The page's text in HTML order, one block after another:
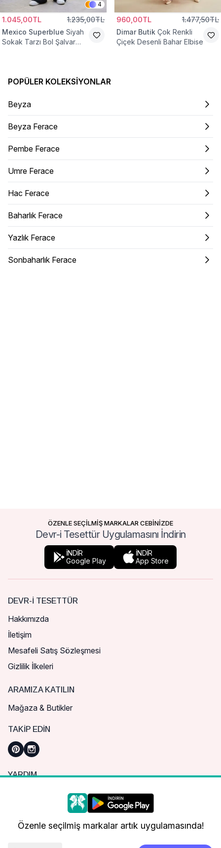
4
1.045,00TL 1.235,00TL
Mexico Superblue Siyah
Sokak Tarzı Bol Şalvar
960,00TL 1.477,50TL
Dimar Butik Çok Renkli
Çiçek Desenli Bahar Elbise
POPÜLER KOLEKSIYONLAR
Beyza
Beyza Ferace
Pembe Ferace
Umre Ferace
Hac Ferace
Baharlık Ferace
Yazlık Ferace
Sonbaharlık Ferace
ÖZENLE SEÇİLMİŞ MARKALAR CEBİNİZDE
Devr-i Tesettür Uygulamasını İndirin
İNDİR
Google Play
İNDİR
App Store
DEVR-I TESETTÜR
Hakkımızda
İletişim
Mesafeli Satış Sözleşmesi
Gizlilik İlkeleri
ARAMIZA KATILIN
Mağaza & Butikler
TAKIP EDIN
YARDIM
Sık Sorulan Sorular
Nasıl Sipariş Verebilirim?
Kargo ve Teslimat
Daha iyi bir alışveriş deneyimi için çerezleri
kullanıyoruz.
Özenle seçilmiş markalar artık uygulamasında!